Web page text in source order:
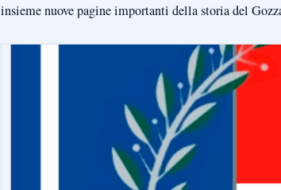
insieme nuove pagine importanti della storia del